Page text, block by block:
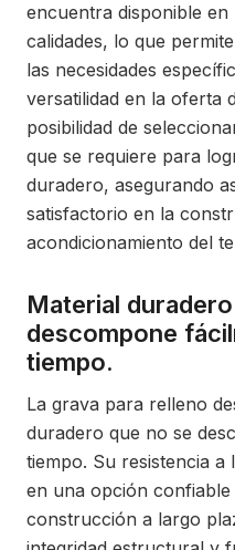
encuentra disponible
calidades, lo que
las necesidades
versatilidad en la oferta
posibilidad de
que se requiere para
duradero, asegurando
satisfactorio en la
acondicionamiento del
Material
descompone
tiempo.
La grava para relleno
duradero que no se
tiempo. Su resistencia
en una opción
construcción a largo